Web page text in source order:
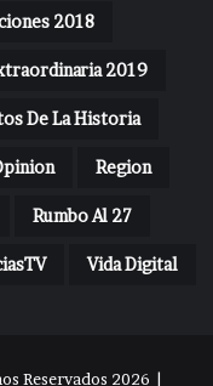
2018
2019
De La Historia
Region
Rumbo Al 27
Vida Digital
Reservados 2026 |